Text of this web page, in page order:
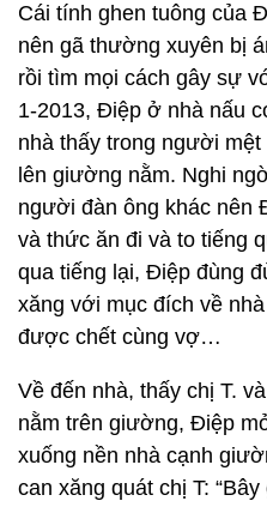
Cái tính ghen tuông của
nên gã thường xuyên bị
rồi tìm mọi cách gây sự
1-2013, Điệp ở nhà nấu
nhà thấy trong người
lên giường nằm. Nghi
người đàn ông khác nên
và thức ăn đi và to tiếng
qua tiếng lại, Điệp đùng
xăng với mục đích về
được chết cùng vợ…
Về đến nhà, thấy chị T.
nằm trên giường, Điệp
xuống nền nhà cạnh
can xăng quát chị T: